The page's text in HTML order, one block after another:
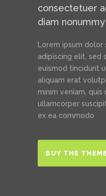
consectetuer
diam
Lorem ipsum
adipiscing elit, sed
euismod tincidunt
aliquam erat
minim veniam,
ullamcorper
ex ea commodo
BUY THE